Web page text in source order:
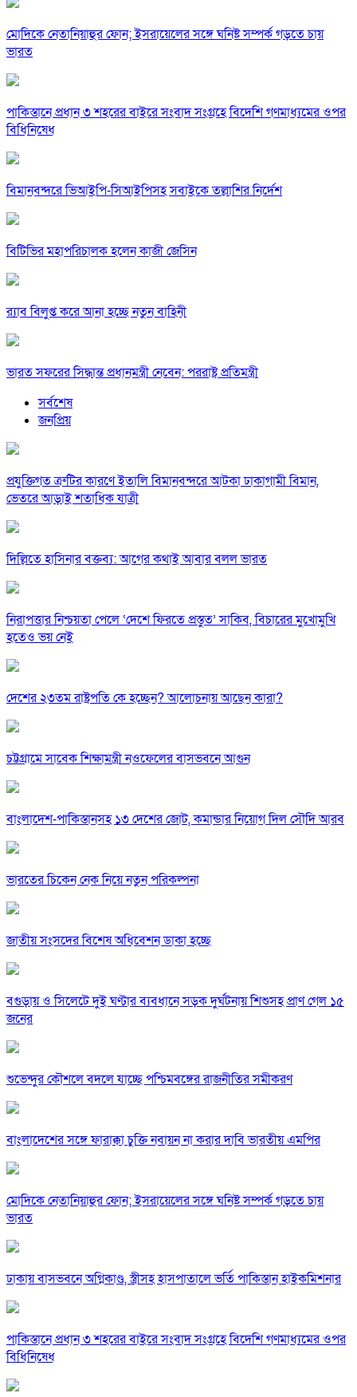
মোদিকে নেতানিয়াহুর ফোন; ইসরায়েলের সঙ্গে ঘনিষ্ট সম্পর্ক গড়তে চায়
ভারত
পাকিস্তানে প্রধান ৩ শহরের বাইরে সংবাদ সংগ্রহে বিদেশি গণমাধ্যমের ওপর
বিধিনিষেধ
বিমানবন্দরে ভিআইপি-সিআইপিসহ সবাইকে তল্লাশির নির্দেশ
বিটিভির মহাপরিচালক হলেন কাজী জেসিন
র‍্যাব বিলুপ্ত করে আনা হচ্ছে নতুন বাহিনী
ভারত সফরের সিদ্ধান্ত প্রধানমন্ত্রী নেবেন: পররাষ্ট্র প্রতিমন্ত্রী
সর্বশেষ
জনপ্রিয়
প্রযুক্তিগত ত্রুটির কারণে ইতালি বিমানবন্দরে আটকা ঢাকাগামী বিমান,
ভেতরে আড়াই শতাধিক যাত্রী
দিল্লিতে হাসিনার বক্তব্য: আগের কথাই আবার বলল ভারত
নিরাপত্তার নিশ্চয়তা পেলে ‘দেশে ফিরতে প্রস্তুত’ সাকিব, বিচারের মুখোমুখি
হতেও ভয় নেই
দেশের ২৩তম রাষ্ট্রপতি কে হচ্ছেন? আলোচনায় আছেন কারা?
চট্টগ্রামে সাবেক শিক্ষামন্ত্রী নওফেলের বাসভবনে আগুন
বাংলাদেশ-পাকিস্তানসহ ১৩ দেশের জোট, কমান্ডার নিয়োগ দিল সৌদি আরব
ভারতের চিকেন নেক নিয়ে নতুন পরিকল্পনা
জাতীয় সংসদের বিশেষ অধিবেশন ডাকা হচ্ছে
বগুড়ায় ও সিলেটে দুই ঘণ্টার ব্যবধানে সড়ক দুর্ঘটনায় শিশুসহ প্রাণ গেল ১৫
জনের
শুভেন্দুর কৌশলে বদলে যাচ্ছে পশ্চিমবঙ্গের রাজনীতির সমীকরণ
বাংলাদেশের সঙ্গে ফারাক্কা চুক্তি নবায়ন না করার দাবি ভারতীয় এমপির
মোদিকে নেতানিয়াহুর ফোন; ইসরায়েলের সঙ্গে ঘনিষ্ট সম্পর্ক গড়তে চায়
ভারত
ঢাকায় বাসভবনে অগ্নিকাণ্ড, স্ত্রীসহ হাসপাতালে ভর্তি পাকিস্তান হাইকমিশনার
পাকিস্তানে প্রধান ৩ শহরের বাইরে সংবাদ সংগ্রহে বিদেশি গণমাধ্যমের ওপর
বিধিনিষেধ